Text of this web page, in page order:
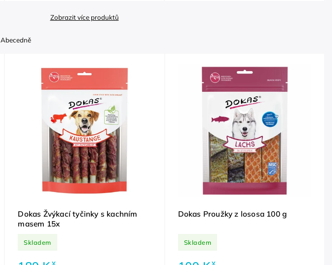
Zobrazit více produktů
Abecedně
Dokas Žvýkací tyčinky s kachním
masem 15x
Skladem
Dokas Proužky z lososa 100 g
Skladem